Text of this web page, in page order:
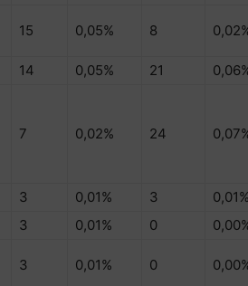
15 0,05% 8
14 0,05% 21
7 0,02% 24
3 0,01% 3
3 0,01% 0
3 0,01% 0